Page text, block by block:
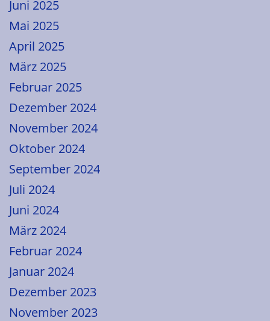
Juni 2025
Mai 2025
April 2025
März 2025
Februar 2025
Dezember 2024
November 2024
Oktober 2024
September 2024
Juli 2024
Juni 2024
März 2024
Februar 2024
Januar 2024
Dezember 2023
November 2023